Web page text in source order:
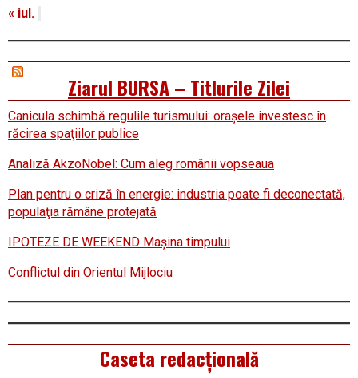
« iul.
Ziarul BURSA – Titlurile Zilei
Canicula schimbă regulile turismului: oraşele investesc în
răcirea spaţiilor publice
Analiză AkzoNobel: Cum aleg românii vopseaua
Plan pentru o criză în energie: industria poate fi deconectată,
populaţia rămâne protejată
IPOTEZE DE WEEKEND Maşina timpului
Conflictul din Orientul Mijlociu
Caseta redacțională